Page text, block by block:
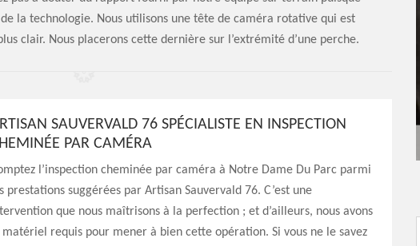
la technologie. Nous utilisons une tête de caméra rotative qui est
clair. Nous placerons cette dernière sur l’extrémité d’une perche.
SAUVERVALD 76 SPÉCIALISTE EN INSPECTION
PAR CAMÉRA
l’inspection cheminée par caméra à Notre Dame Du Parc parmi
prestations suggérées par Artisan Sauvervald 76. C’est une
que nous maîtrisons à la perfection ; et d’ailleurs, nous avons
matériel requis pour mener à bien cette opération. Si vous ne le savez